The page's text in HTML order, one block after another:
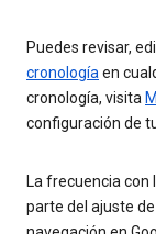
Puedes revisar,
cronologíaen
cronología, visita
configuración de
La frecuencia con
parte del ajuste